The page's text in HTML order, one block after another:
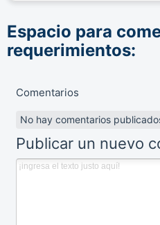
Espacio para
requerimientos:
Comentarios
No hay comentarios
Publicar un nuevo